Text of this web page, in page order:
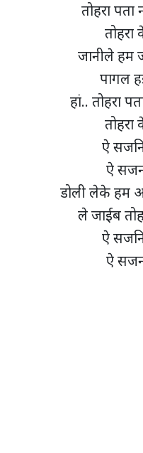
तोहरा
जानीले हम
पागल
हां.. तोहरा
ऐ
ऐ
डोली लेके हम
ले जाईब
ऐ
ऐ